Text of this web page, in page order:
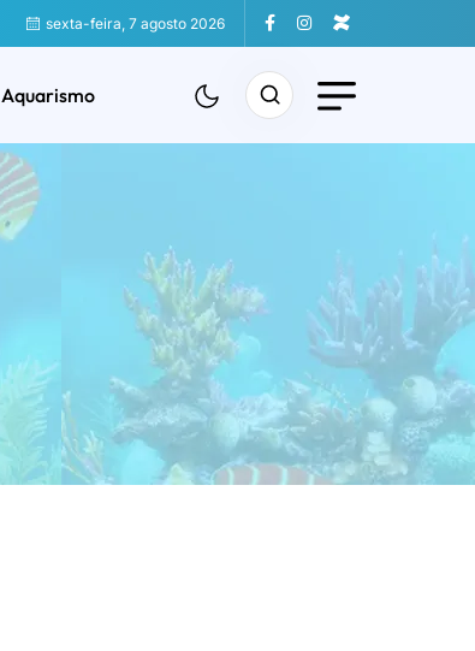
sexta-feira, 7 agosto 2026
Aquarismo